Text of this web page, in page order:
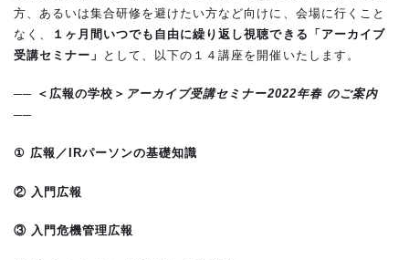
方、あるいは集合研修を避けたい方など向けに、会場に行くこと
なく、
１ヶ月間いつでも自由に繰り返し視聴できる「アーカイブ
受講セミナー」
として、以下の１４講座を開催いたします。
── ＜広報の学校＞ アーカイブ受講セミナー2022年春 のご案内
──
① 広報／IRパーソンの基礎知識
② 入門広報
③ 入門危機管理広報